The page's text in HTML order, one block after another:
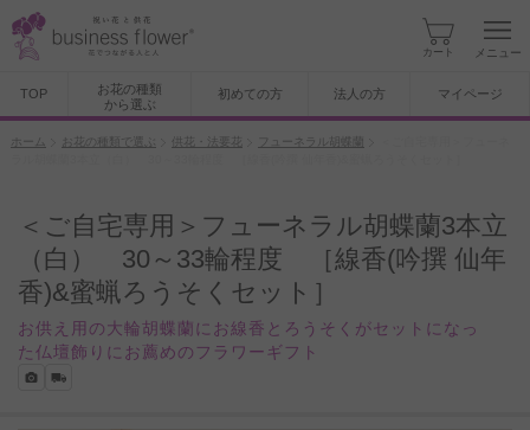
カート メニュー
TOP
お花の種類
から選ぶ
初めての方 法人の方 マイページ
ホーム お花の種類で選ぶ 供花・法要花 フューネラル胡蝶蘭
＜ご自宅専用＞フューネラル胡蝶蘭3本立
（白） 30～33輪程度 ［線香(吟撰 仙年
香)&蜜蝋ろうそくセット］
お供え用の大輪胡蝶蘭にお線香とろうそくがセットになっ
た仏壇飾りにお薦めのフラワーギフト